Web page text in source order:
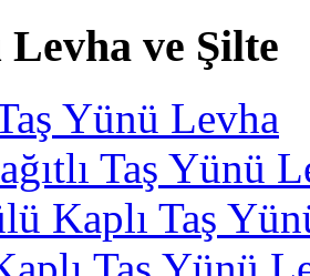
Levha ve Şilte
Yünü Levha
Taş Yünü
Kaplı Taş